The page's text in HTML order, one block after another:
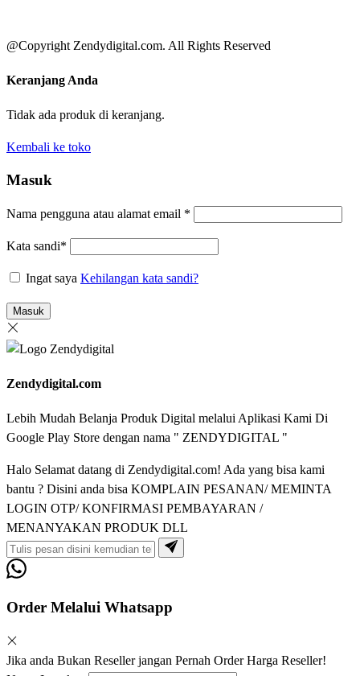
@Copyright Zendydigital.com. All Rights Reserved
Keranjang Anda
Tidak ada produk di keranjang.
Kembali ke toko
Masuk
Nama pengguna atau alamat email *
Kata sandi*
Ingat saya Kehilangan kata sandi?
Masuk
Zendydigital.com
Lebih Mudah Belanja Produk Digital melalui Aplikasi Kami Di
Google Play Store dengan nama " ZENDYDIGITAL "
Halo Selamat datang di Zendydigital.com! Ada yang bisa kami
bantu ? Disini anda bisa KOMPLAIN PESANAN/ MEMINTA
LOGIN OTP/ KONFIRMASI PEMBAYARAN /
MENANYAKAN PRODUK DLL
Order Melalui Whatsapp
Jika anda Bukan Reseller jangan Pernah Order Harga Reseller!